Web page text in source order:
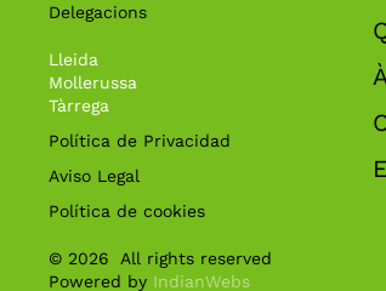
Delegacions
Lleida
Mollerussa
Tàrrega
Política de Privacidad
Aviso Legal
Política de cookies
© 2026 All rights reserved
Powered by IndianWebs